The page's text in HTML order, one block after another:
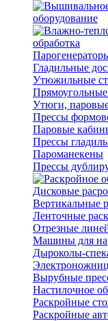
оборудование
обработка
Гладильные
Утюжильные
Утюги,
Прессы
Паровые
Прессы
Пароманекены
Прессы
Дисковые
Вертикальные
Ленточные
Отрезные
Машины для
Дыроколы-
Вырубные
Настилочное
Раскройные
Раскройные